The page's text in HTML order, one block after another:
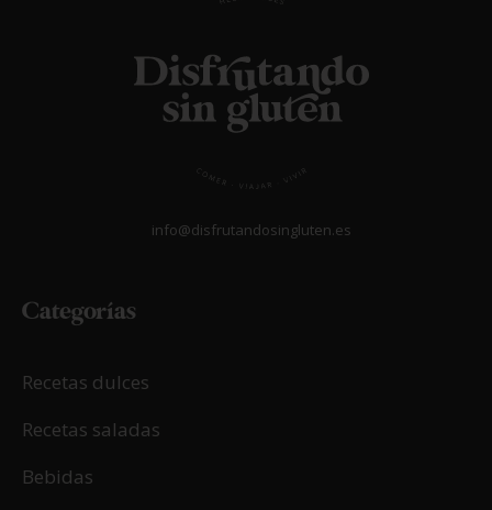
info@disfrutandosingluten.es
Categorías
Recetas dulces
Recetas saladas
Bebidas